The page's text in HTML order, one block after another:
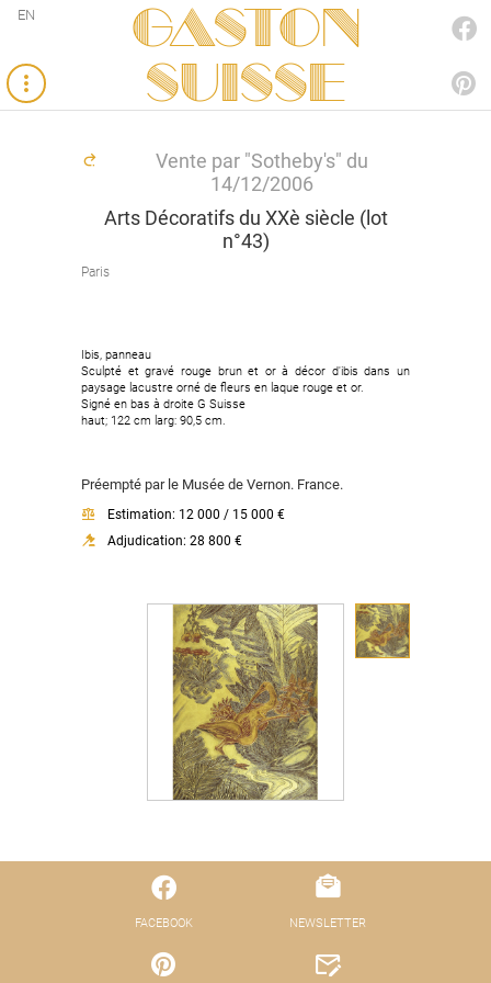
Gaston
SUISSE
EN
Vente par "Sotheby's" du
14/12/2006
Arts Décoratifs du XXè siècle (lot
n°43)
Paris
Ibis, panneau
Sculpté et gravé rouge brun et or à décor d'ibis dans un
paysage lacustre orné de fleurs en laque rouge et or.
Signé en bas à droite G Suisse
haut; 122 cm larg: 90,5 cm.
Préempté par le Musée de Vernon. France.
Estimation: 12 000 / 15 000 €
Adjudication: 28 800 €
FACEBOOK NEWSLETTER